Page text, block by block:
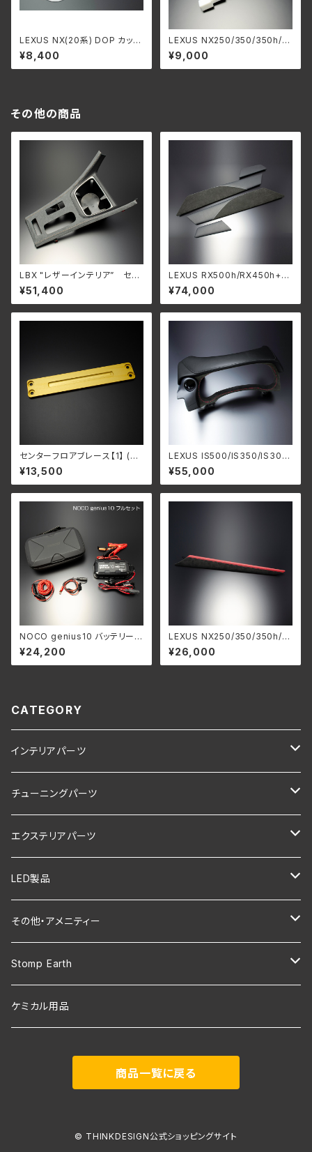
LEXUS NX(20系) DOP カップ
ホルダーイルミネーション専用
ロゴカバー
¥8,400
LEXUS NX250/350/350h/4
50h+ バックドアランプ
¥9,000
その他の商品
LBX "レザーインテリア” セン
ターコンソールパネル
¥51,400
LEXUS RX500h/RX450h+/R
X350h/RX350 ”レザーイン
テリア” センターコンソールサ
イド【左右：4pcs】
¥74,000
センターフロアブレース【1】 (前
方・中央用) UX200/UX250h
用
¥13,500
LEXUS IS500/IS350/IS300
h/IS300 レザーインテリア”
メータークラスター
¥55,000
NOCO genius10 バッテリーチ
ャージャー(本体)
¥24,200
LEXUS NX250/350/350h/4
50h+ ”レザーインテリア” セ
ンターコンソール サイドパネル
(助手席側)
¥26,000
CATEGORY
インテリアパーツ
LEXUS NX250/350/350h/450h+
LEXUS NX200t/300/300h (10系)
LEXUS CT200h
LEXUS RX200t/300/450h (20系)
LEXUS UX200/250h
LEXUS RX500h/RX450h+/RX350
LEXUS UX300h
チューニングパーツ
LEXUS NX250/350/350h/450h+
LEXUS IS200t/250/300/350/300h
LEXUS UX200/250h
LEXUS RC200t/350/300h
LEXUS RC F(USC10)
LEXUS GS F(URL10)
LEXUS ES300h
エクステリアパーツ
LEXUS LBX
LED製品
LEXUS NX250/350/350h/450h+
LEXUS UX200/250h
LEXUS RX500h/RX450h+/RX350
LEXUS IS500/ 350/ 300 / 300h
その他・アメニティー
エンブレム・カッティングステッカー
NOCO
Stomp Earth
GOAL ZERO用
ケミカル用品
商品一覧に戻る
© THINKDESIGN公式ショッピングサイト